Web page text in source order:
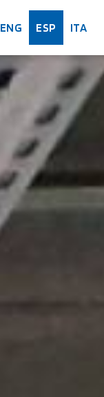
ENG ESP ITA